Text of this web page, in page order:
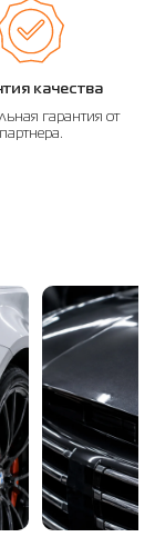
качества
гарантия от
партнера.